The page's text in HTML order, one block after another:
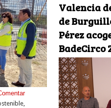
Valencia
de
Pérez
BadeCirco